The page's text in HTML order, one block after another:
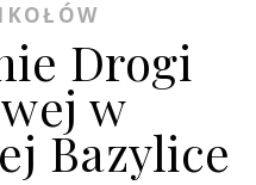
Drogi
w
Bazylice